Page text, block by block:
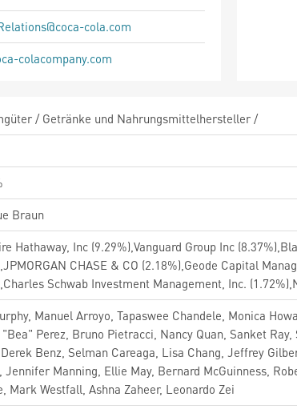
cola.com
colacompany.com
/ Getränke und Nahrungsmittelhersteller /
Braun
Hathaway, Inc (9.29%),Vanguard Group Inc
CHASE & CO (2.18%),Geode Capital
Schwab Investment Management, Inc.
Manuel Arroyo, Tapaswee Chandele, Monica
Perez, Bruno Pietracci, Nancy Quan, Sanket
Benz, Selman Careaga, Lisa Chang, Jeffrey
Jennifer Manning, Ellie May, Bernard McGuinness,
Mark Westfall, Ashna Zaheer, Leonardo Zei